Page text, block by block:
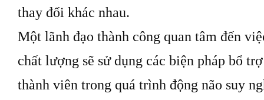
thay đổi khác nhau.
Một lãnh đạo thành công quan tâm đến
chất lượng sẽ sử dụng các biện pháp bổ
thành viên trong quá trình động não suy